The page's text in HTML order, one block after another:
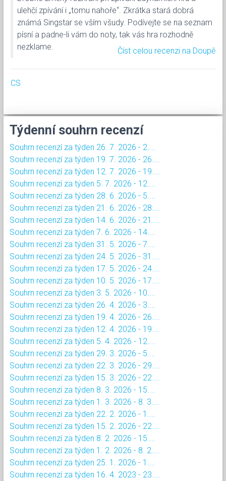
ulehčí zpívání i „tomu nahoře“. Zkrátka stará dobrá
známá Singstar se vším všudy. Podívejte se na seznam
písní a padne-li vám do noty, tak vás hra rozhodně
nezklame.
Číst celou recenzi na Doupě
CS
Týdenní souhrn recenzí
Souhrn recenzí za týden 26. 7. 2026 - 2....
Souhrn recenzí za týden 19. 7. 2026 - 26....
Souhrn recenzí za týden 12. 7. 2026 - 19....
Souhrn recenzí za týden 5. 7. 2026 - 12....
Souhrn recenzí za týden 28. 6. 2026 - 5....
Souhrn recenzí za týden 21. 6. 2026 - 28....
Souhrn recenzí za týden 14. 6. 2026 - 21....
Souhrn recenzí za týden 7. 6. 2026 - 14....
Souhrn recenzí za týden 31. 5. 2026 - 7....
Souhrn recenzí za týden 24. 5. 2026 - 31....
Souhrn recenzí za týden 17. 5. 2026 - 24....
Souhrn recenzí za týden 10. 5. 2026 - 17....
Souhrn recenzí za týden 3. 5. 2026 - 10....
Souhrn recenzí za týden 26. 4. 2026 - 3....
Souhrn recenzí za týden 19. 4. 2026 - 26....
Souhrn recenzí za týden 12. 4. 2026 - 19....
Souhrn recenzí za týden 5. 4. 2026 - 12....
Souhrn recenzí za týden 29. 3. 2026 - 5....
Souhrn recenzí za týden 22. 3. 2026 - 29....
Souhrn recenzí za týden 15. 3. 2026 - 22....
Souhrn recenzí za týden 8. 3. 2026 - 15....
Souhrn recenzí za týden 1. 3. 2026 - 8. 3....
Souhrn recenzí za týden 22. 2. 2026 - 1....
Souhrn recenzí za týden 15. 2. 2026 - 22....
Souhrn recenzí za týden 8. 2. 2026 - 15....
Souhrn recenzí za týden 1. 2. 2026 - 8. 2....
Souhrn recenzí za týden 25. 1. 2026 - 1....
Souhrn recenzí za týden 16. 4. 2023 - 23....